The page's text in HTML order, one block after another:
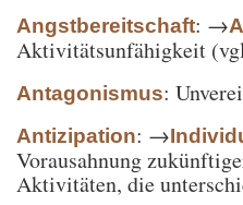
Angstbereitschaft: →
Aktivitätsunfähigkeit
Antagonismus:
Antizipation: →
Vorausahnung
Aktivitäten, die